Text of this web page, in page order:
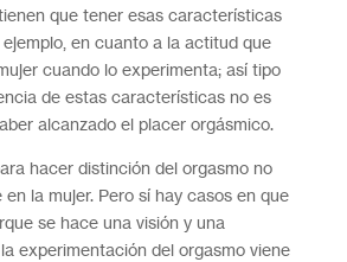
que tener esas características
en cuanto a la actitud que
cuando lo experimenta; así tipo
de estas características no es
alcanzado el placer orgásmico.
hacer distinción del orgasmo no
la mujer. Pero sí hay casos en que
se hace una visión y una
experimentación del orgasmo viene